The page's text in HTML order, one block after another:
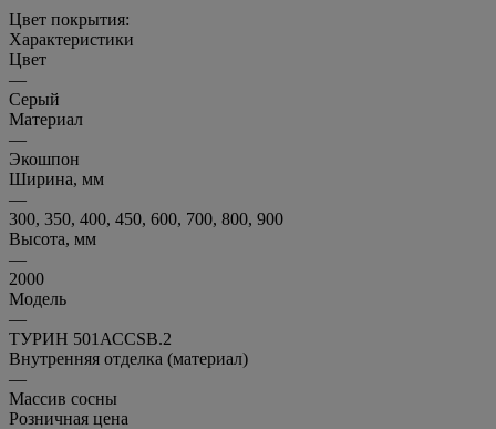
Цвет покрытия:
Характеристики
Цвет
—
Серый
Материал
—
Экошпон
Ширина, мм
—
300, 350, 400, 450, 600, 700, 800, 900
Высота, мм
—
2000
Модель
—
ТУРИН 501АССSB.2
Внутренняя отделка (материал)
—
Массив сосны
Розничная цена